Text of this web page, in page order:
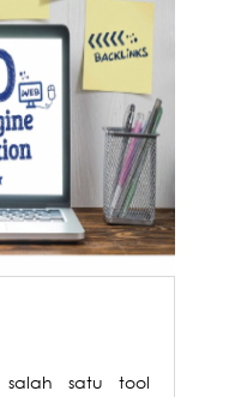
satu tool